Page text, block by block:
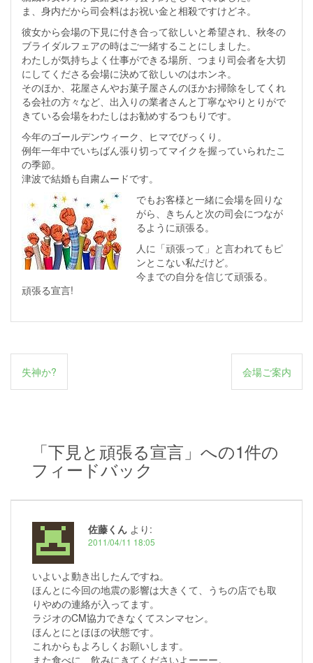
ま、身内だから司会料はお祝い金と相殺ですけどネ。
彼女から会場の下見に付き合って欲しいと希望され、秋冬の
ブライダルフェアの時はご一緒することにしました。
わたしが気持ちよく仕事ができる場所、つまり司会者を大切
にしてくださる会場に決めて欲しいのはホンネ。
そのほか、花屋さんやお菓子屋さんのほかお掃除をしてくれ
る会社の方々など、出入りの業者さんと丁寧なやりとりがで
きている会場をわたしはお勧めするつもりです。
今年のゴールデンウィーク、ヒマでびっくり。
例年一年中でいちばん張り切ってマイクを握っていられたこ
の季節。
津波で結婚も自粛ムードです。
でもお客様と一緒に会場を回りな
がら、きちんと次の司会につなが
るように頑張る。
人に「頑張って」と言われてもピ
ンとこない私だけど。
今までの自分を信じて頑張る。
頑張る宣言!
投
稿
シ
失神か? 会場ご案内
「下見と頑張る宣言 」への1件の
フィードバック
佐藤くん より:
2011/04/11 18:05
いよいよ動き出したんですね。
ほんとに今回の地震の影響は大きくて、うちの店でも取
りやめの連絡が入ってます。
ラジオのCM協力できなくてスンマセン。
ほんとにとほほの状態です。
これからもよろしくお願いします。
また食べに、飲みにきてくださいよーーー。